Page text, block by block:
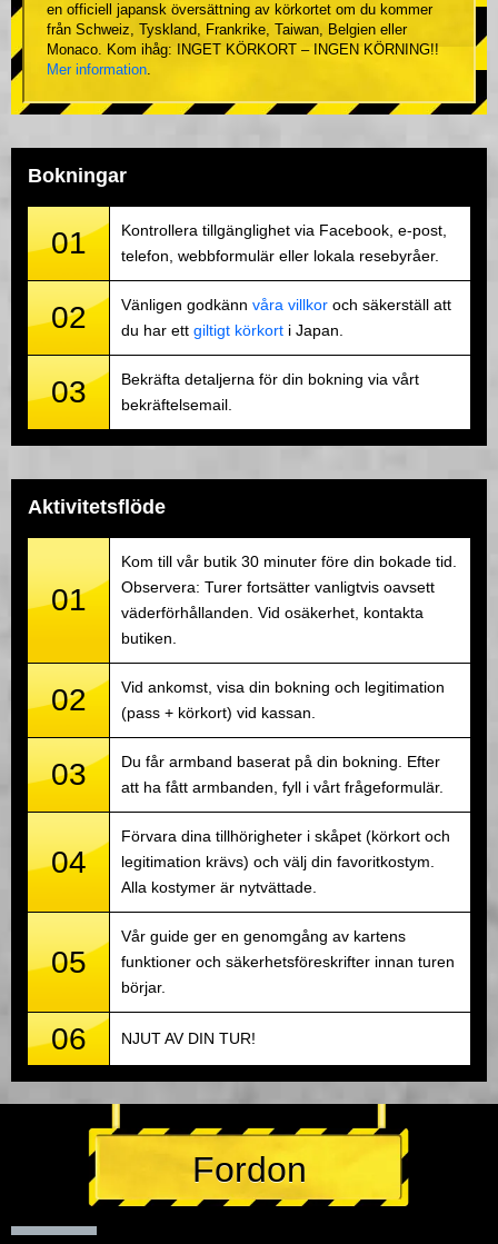
en officiell japansk översättning av körkortet om du kommer
från Schweiz, Tyskland, Frankrike, Taiwan, Belgien eller
Monaco. Kom ihåg: INGET KÖRKORT – INGEN KÖRNING!!
Mer information.
Bokningar
01
Kontrollera tillgänglighet via Facebook, e-post,
telefon, webbformulär eller lokala resebyråer.
02 Vänligen godkänn våra villkor och säkerställ att
du har ett giltigt körkort i Japan.
03
Bekräfta detaljerna för din bokning via vårt
bekräftelsemail.
Aktivitetsflöde
01
Kom till vår butik 30 minuter före din bokade tid.
Observera: Turer fortsätter vanligtvis oavsett
väderförhållanden. Vid osäkerhet, kontakta
butiken.
02
Vid ankomst, visa din bokning och legitimation
(pass + körkort) vid kassan.
03
Du får armband baserat på din bokning. Efter
att ha fått armbanden, fyll i vårt frågeformulär.
04
Förvara dina tillhörigheter i skåpet (körkort och
legitimation krävs) och välj din favoritkostym.
Alla kostymer är nytvättade.
05
Vår guide ger en genomgång av kartens
funktioner och säkerhetsföreskrifter innan turen
börjar.
06 NJUT AV DIN TUR!
Fordon